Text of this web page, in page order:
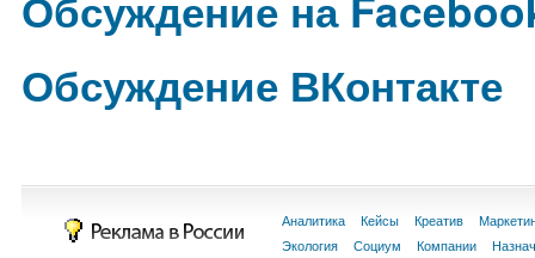
Обсуждение ВКонтакте
Аналитика Кейсы Креатив
Экология
Социум Компании